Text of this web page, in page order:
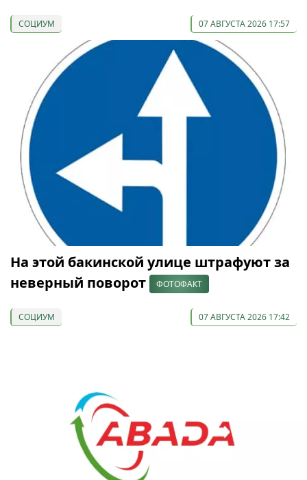
СОЦИУМ 07 АВГУСТА 2026 17:57
На этой бакинской улице штрафуют за
неверный поворот
ФОТОФАКТ
СОЦИУМ 07 АВГУСТА 2026 17:42